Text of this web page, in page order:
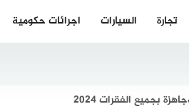
تجارة السيارات اجرائات حكومية
بجميع الفقرات 2024